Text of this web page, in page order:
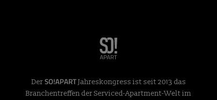
Der SO!APARTJahreskongress ist seit 2013 das
Branchentreffen der Serviced-Apartment-Welt im